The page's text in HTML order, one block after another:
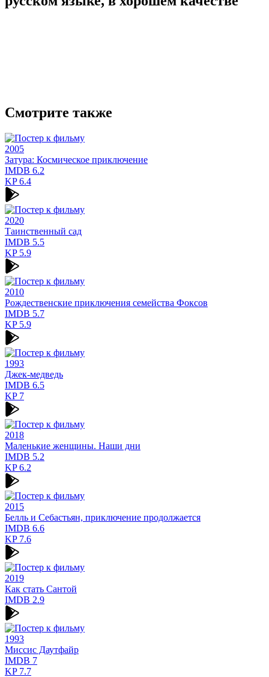
Смотрите также
2005
Затура: Космическое приключение
IMDB 6.2
KP6.4
2020
Таинственный сад
IMDB 5.5
KP5.9
2010
Рождественские приключения семейства Фоксов
IMDB 5.7
KP5.9
1993
Джек-медведь
IMDB 6.5
KP7
2018
Маленькие женщины. Наши дни
IMDB 5.2
KP6.2
2015
Белль и Себастьян, приключение продолжается
IMDB 6.6
KP7.6
2019
Как стать Сантой
IMDB 2.9
1993
Миссис Даутфайр
IMDB 7
KP7.7